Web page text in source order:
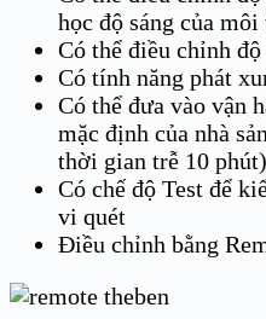
học độ sáng của
Có thể điều chỉnh
Có tính năng phát
Có thể đưa vào vận
mặc định của nhà
thời gian trễ 10 phút)
Có chế độ Test để
vi quét
Điều chỉnh bằng